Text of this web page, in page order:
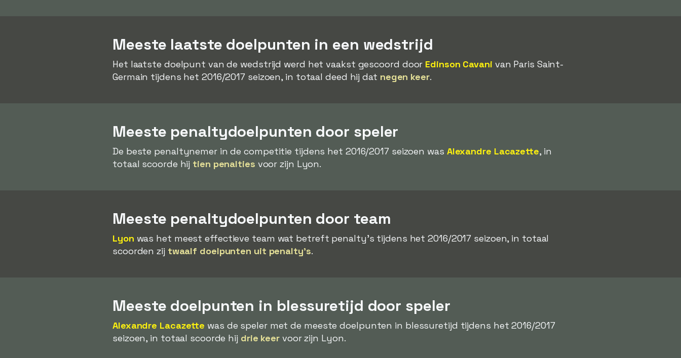
Meeste laatste doelpunten in een wedstrijd
Het laatste doelpunt van de wedstrijd werd het vaakst gescoord door Edinson Cavani van Paris Saint-
Germain tijdens het 2016/2017 seizoen, in totaal deed hij dat negen keer.
Meeste penaltydoelpunten door speler
De beste penaltynemer in de competitie tijdens het 2016/2017 seizoen was Alexandre Lacazette, in
totaal scoorde hij tien penalties voor zijn Lyon.
Meeste penaltydoelpunten door team
Lyon was het meest effectieve team wat betreft penalty's tijdens het 2016/2017 seizoen, in totaal
scoorden zij twaalf doelpunten uit penalty's.
Meeste doelpunten in blessuretijd door speler
Alexandre Lacazette was de speler met de meeste doelpunten in blessuretijd tijdens het 2016/2017
seizoen, in totaal scoorde hij drie keer voor zijn Lyon.